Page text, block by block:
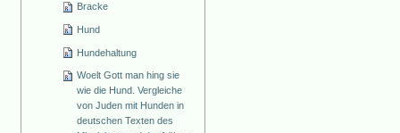
Bracke
Hund
Hundehaltung
Woelt Gott man hing sie
wie die Hund. Vergleiche
von Juden mit Hunden in
deutschen Texten des